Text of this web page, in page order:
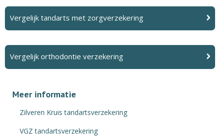
Vergelijk tandarts met zorgverzekering
Vergelijk orthodontie verzekering
Meer informatie
Zilveren Kruis tandartsverzekering
VGZ tandartsverzekering